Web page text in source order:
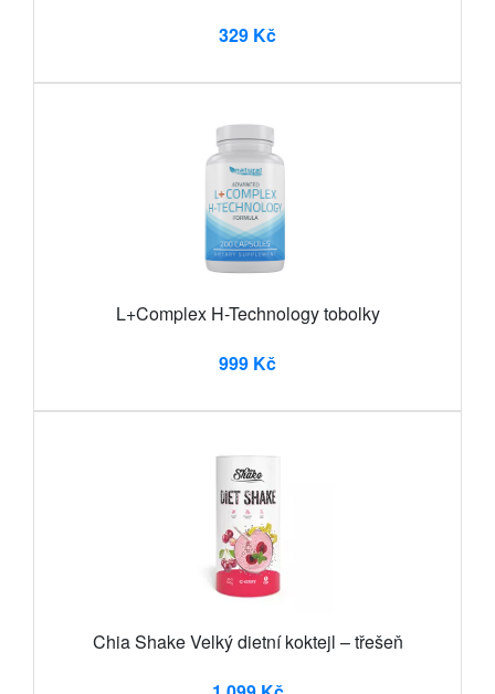
329 Kč
L+Complex H-Technology tobolky
999 Kč
Chia Shake Velký dietní koktejl – třešeň